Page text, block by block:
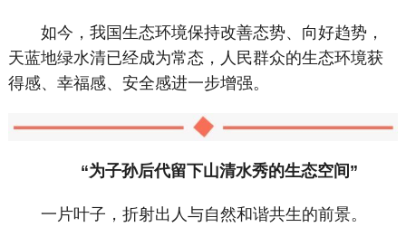
如今，我国生态环境保持改善态势、向好趋势，
天蓝地绿水清已经成为常态，人民群众的生态环境获
得感、幸福感、安全感进一步增强。
“为子孙后代留下山清水秀的生态空间”
一片叶子，折射出人与自然和谐共生的前景。